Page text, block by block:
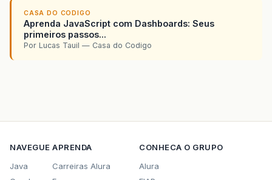
CASA DO CODIGO
Aprenda JavaScript com Dashboards: Seus
primeiros passos...
Por Lucas Tauil — Casa do Codigo
NAVEGUE
Java
APRENDA
Carreiras Alura
CONHECA O GRUPO
Alura